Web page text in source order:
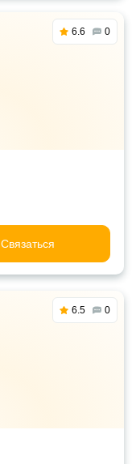
6.6 0
Связаться
6.5 0